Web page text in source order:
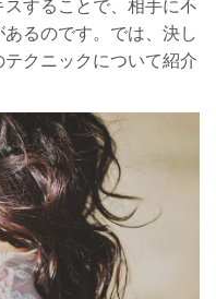
することで、相手に不
るのです。では、決し
クニックについて紹介